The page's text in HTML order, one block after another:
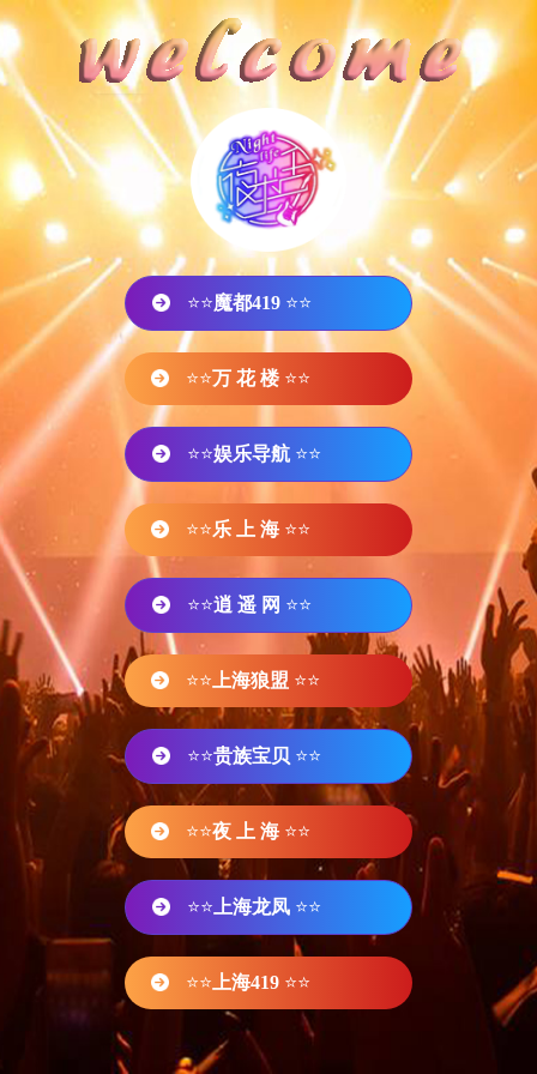
⭐⭐魔都419 ⭐⭐
⭐⭐万 花 楼 ⭐⭐
⭐⭐娱乐导航 ⭐⭐
⭐⭐乐 上 海 ⭐⭐
⭐⭐逍 遥 网 ⭐⭐
⭐⭐ 上海狼盟 ⭐⭐
⭐⭐贵族宝贝 ⭐⭐
⭐⭐夜 上 海 ⭐⭐
⭐⭐ 上海龙凤 ⭐⭐
⭐⭐ 上海419 ⭐⭐